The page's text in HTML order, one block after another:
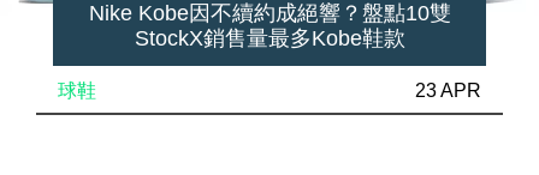
Nike Kobe因不續約成絕響？盤點10雙
StockX銷售量最多Kobe鞋款
球鞋 23 APR